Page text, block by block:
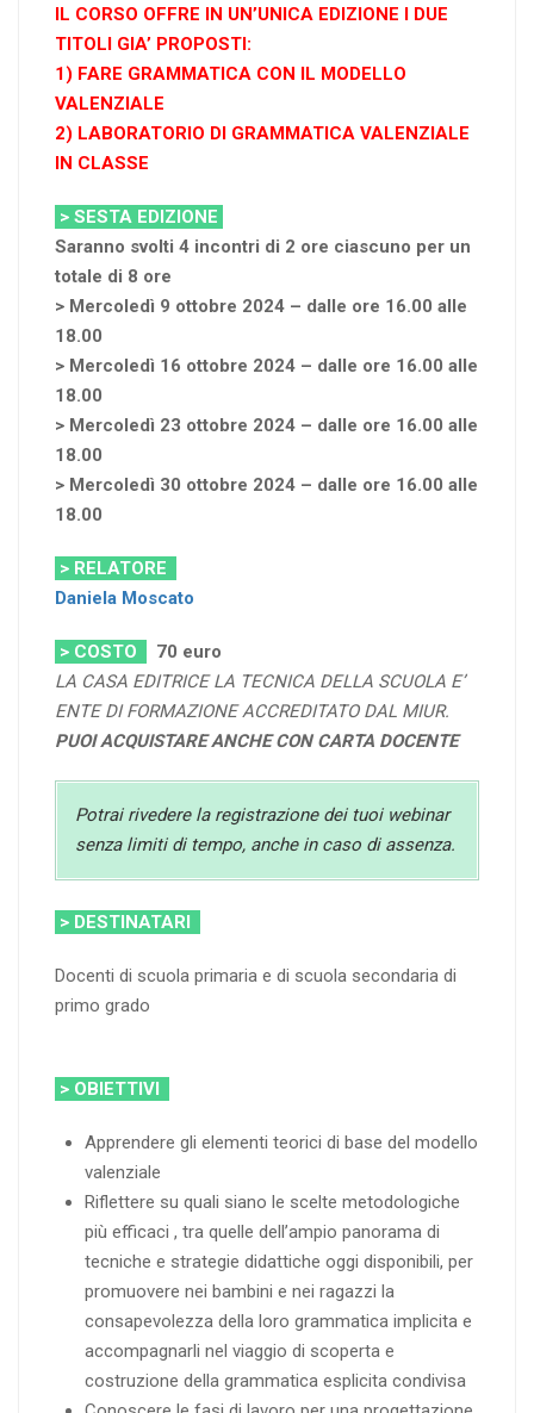
IL CORSO OFFRE IN UN’UNICA EDIZIONE I DUE
TITOLI GIA’ PROPOSTI:
1) FARE GRAMMATICA CON IL MODELLO
VALENZIALE
2) LABORATORIO DI GRAMMATICA VALENZIALE
IN CLASSE
> SESTA EDIZIONE
Saranno svolti 4 incontri di 2 ore ciascuno per un
totale di 8 ore
> Mercoledì 9 ottobre 2024 – dalle ore 16.00 alle
18.00
> Mercoledì 16 ottobre 2024 – dalle ore 16.00 alle
18.00
> Mercoledì 23 ottobre 2024 – dalle ore 16.00 alle
18.00
> Mercoledì 30 ottobre 2024 – dalle ore 16.00 alle
18.00
> RELATORE
Daniela Moscato
> COSTO 70 euro
LA CASA EDITRICE LA TECNICA DELLA SCUOLA E’
ENTE DI FORMAZIONE ACCREDITATO DAL MIUR.
PUOI ACQUISTARE ANCHE CON CARTA DOCENTE
Potrai rivedere la registrazione dei tuoi webinar
senza limiti di tempo, anche in caso di assenza.
> DESTINATARI
Docenti di scuola primaria e di scuola secondaria di
primo grado
> OBIETTIVI
Apprendere gli elementi teorici di base del modello
valenziale
Riflettere su quali siano le scelte metodologiche
più efficaci , tra quelle dell’ampio panorama di
tecniche e strategie didattiche oggi disponibili, per
promuovere nei bambini e nei ragazzi la
consapevolezza della loro grammatica implicita e
accompagnarli nel viaggio di scoperta e
costruzione della grammatica esplicita condivisa